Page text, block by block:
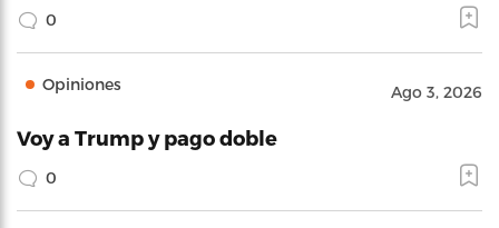
0
Opiniones Ago 3, 2026
Voy a Trump y pago doble
0